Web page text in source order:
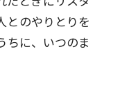
とのやりとりを
ちに、いつのま